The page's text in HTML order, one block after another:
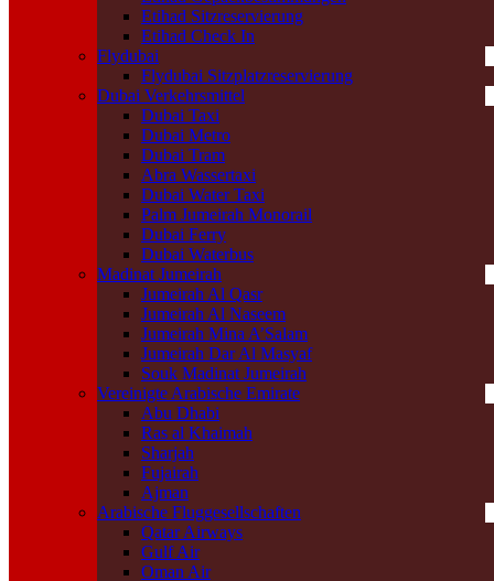
Etihad Sitzreservierung
Etihad Check In
Flydubai
Flydubai Sitzplatzreservierung
Dubai Verkehrsmittel
Dubai Taxi
Dubai Metro
Dubai Tram
Abra Wassertaxi
Dubai Water Taxi
Palm Jumeirah Monorail
Dubai Ferry
Dubai Waterbus
Madinat Jumeirah
Jumeirah Al Qasr
Jumeirah Al Naseem
Jumeirah Mina A’Salam
Jumeirah Dar Al Masyaf
Souk Madinat Jumeirah
Vereinigte Arabische Emirate
Abu Dhabi
Ras al Khaimah
Sharjah
Fujairah
Ajman
Arabische Fluggesellschaften
Qatar Airways
Gulf Air
Oman Air